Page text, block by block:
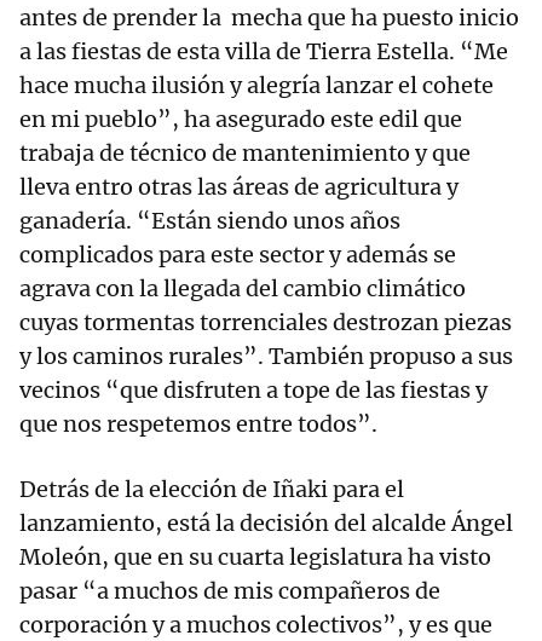
antes de prender la mecha que ha puesto inicio
a las fiestas de esta villa de Tierra Estella. “Me
hace mucha ilusión y alegría lanzar el cohete
en mi pueblo”, ha asegurado este edil que
trabaja de técnico de mantenimiento y que
lleva entro otras las áreas de agricultura y
ganadería. “Están siendo unos años
complicados para este sector y además se
agrava con la llegada del cambio climático
cuyas tormentas torrenciales destrozan piezas
y los caminos rurales”. También propuso a sus
vecinos “que disfruten a tope de las fiestas y
que nos respetemos entre todos”.
Detrás de la elección de Iñaki para el
lanzamiento, está la decisión del alcalde Ángel
Moleón, que en su cuarta legislatura ha visto
pasar “a muchos de mis compañeros de
corporación y a muchos colectivos”, y es que